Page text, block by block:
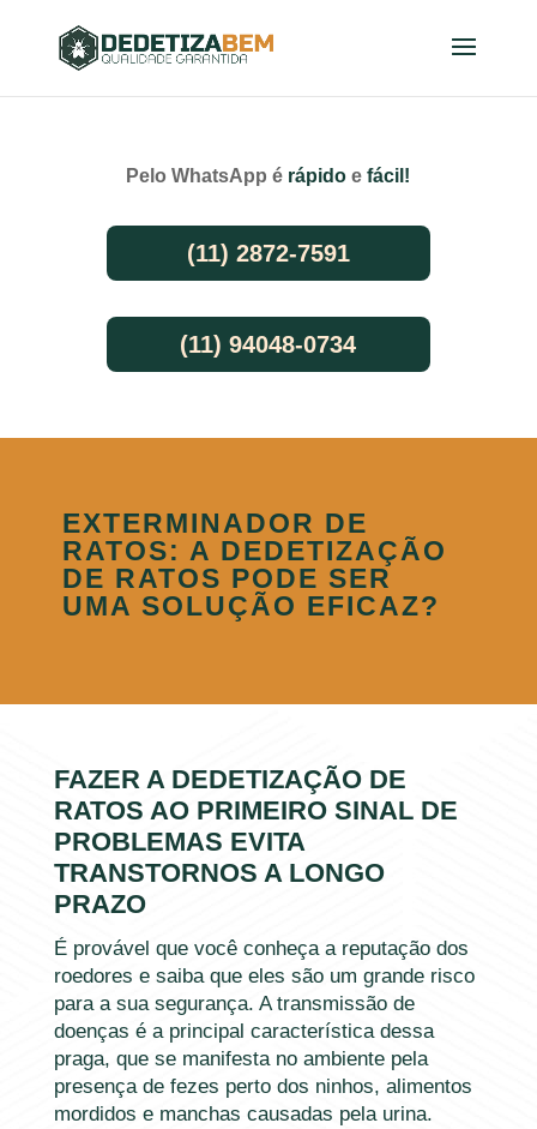
Pelo WhatsApp é rápido efácil!
(11) 2872-7591
(11) 94048-0734
EXTERMINADOR DE
RATOS: A DEDETIZAÇÃO
DE RATOS PODE SER
UMA SOLUÇÃO EFICAZ?
FAZER A DEDETIZAÇÃO DE
RATOS AO PRIMEIRO SINAL DE
PROBLEMAS EVITA
TRANSTORNOS A LONGO
PRAZO
É provável que você conheça a reputação dos
roedores e saiba que eles são um grande risco
para a sua segurança. A transmissão de
doenças é a principal característica dessa
praga, que se manifesta no ambiente pela
presença de fezes perto dos ninhos, alimentos
mordidos e manchas causadas pela urina.